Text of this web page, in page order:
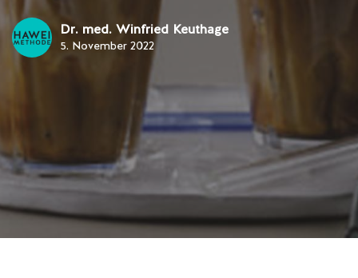
Dr. med. Winfried Keuthage
5. November 2022